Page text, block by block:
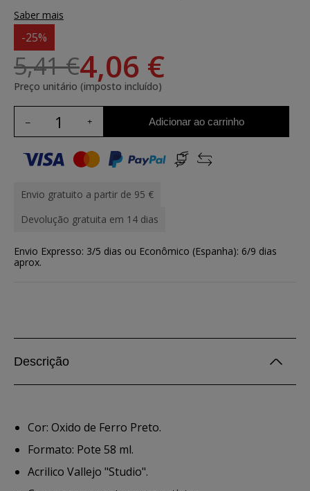
Saber mais
-25%
5,41 €4,06 €
Preço unitário (imposto incluído)
Adicionar ao carrinho
Envio gratuito a partir de 95 €
Devolução gratuita em 14 dias
Envio Expresso: 3/5 dias ou Econômico (Espanha): 6/9 dias
aprox.
Descrição
Cor: Oxido de Ferro Preto.
Formato: Pote 58 ml.
Acrilico Vallejo "Studio".